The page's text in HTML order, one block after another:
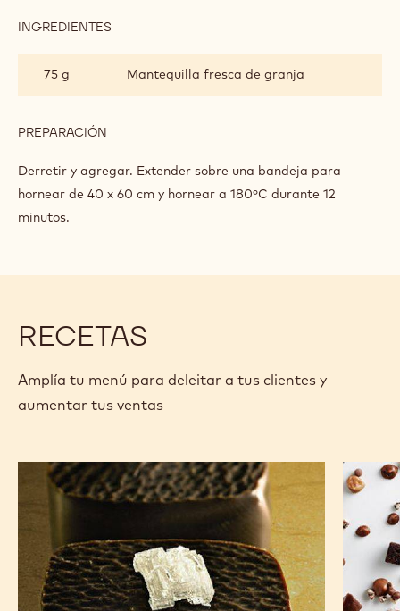
INGREDIENTES
COCOA
SPONGE
75 g Mantequilla fresca de granja
PREPARACIÓN
FREE
COCOA
SPONGE
Derretir y agregar. Extender sobre una bandeja para
hornear de 40 x 60 cm y hornear a 180ºC durante 12
minutos.
RECETAS
Amplía tu menú para deleitar a tus clientes y
aumentar tus ventas
Chocolates
Andes
de